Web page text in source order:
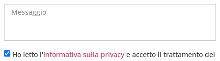
Ho letto l'Informativa sulla privacy e accetto il trattamento dei